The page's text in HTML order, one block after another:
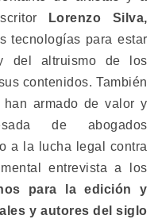
Lorenzo Silva,
tecnologías para estar
del altruismo de los
contenidos. También
armado de valor y
de abogados
a la lucha legal contra
entrevista a los
para la edición y
y autores del siglo